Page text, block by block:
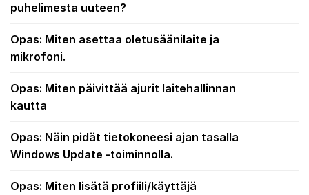
puhelimesta uuteen?
Opas: Miten asettaa oletusäänilaite ja
mikrofoni.
Opas: Miten päivittää ajurit laitehallinnan
kautta
Opas: Näin pidät tietokoneesi ajan tasalla
Windows Update -toiminnolla.
Opas: Miten lisätä profiili/käyttäjä